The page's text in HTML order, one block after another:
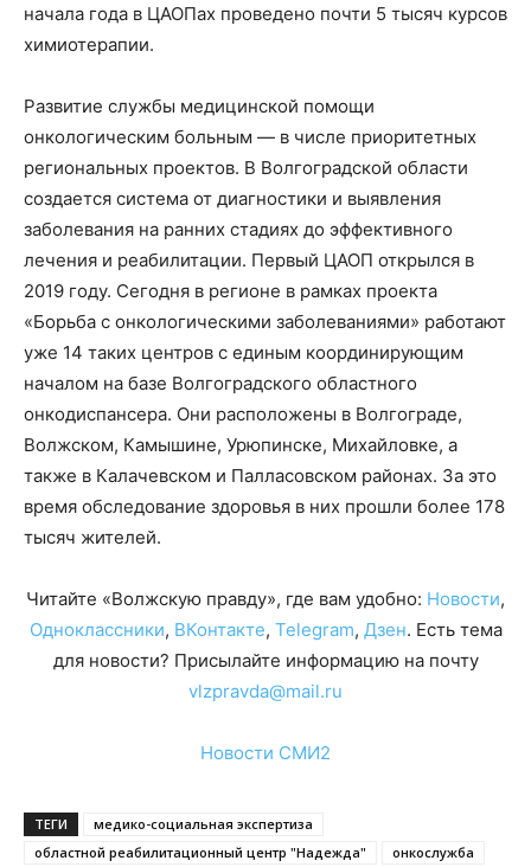
начала года в ЦАОПах проведено почти 5 тысяч курсов
химиотерапии.
Развитие службы медицинской помощи
онкологическим больным — в числе приоритетных
региональных проектов. В Волгоградской области
создается система от диагностики и выявления
заболевания на ранних стадиях до эффективного
лечения и реабилитации. Первый ЦАОП открылся в
2019 году. Сегодня в регионе в рамках проекта
«Борьба с онкологическими заболеваниями» работают
уже 14 таких центров с единым координирующим
началом на базе Волгоградского областного
онкодиспансера. Они расположены в Волгограде,
Волжском, Камышине, Урюпинске, Михайловке, а
также в Калачевском и Палласовском районах. За это
время обследование здоровья в них прошли более 178
тысяч жителей.
Читайте «Волжскую правду», где вам удобно: Новости,
Одноклассники, ВКонтакте, Telegram, Дзен. Есть тема
для новости? Присылайте информацию на почту
vlzpravda@mail.ru
Новости СМИ2
ТЕГИ
медико-социальная экспертиза
областной реабилитационный центр "Надежда"
онкослужба